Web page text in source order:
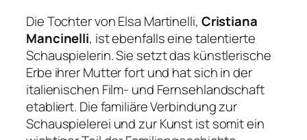
Die Tochter von Elsa Martinelli, Cristiana
Mancinelli, ist ebenfalls eine talentierte
Schauspielerin. Sie setzt das künstlerische
Erbe ihrer Mutter fort und hat sich in der
italienischen Film- und Fernsehlandschaft
etabliert. Die familiäre Verbindung zur
Schauspielerei und zur Kunst ist somit ein